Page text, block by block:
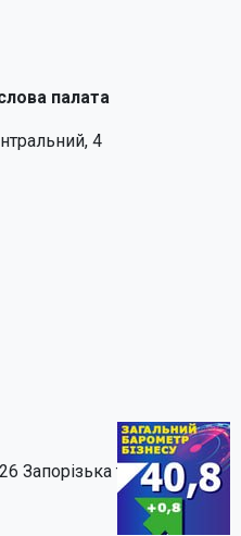
палата
4
Запорізька торгово-